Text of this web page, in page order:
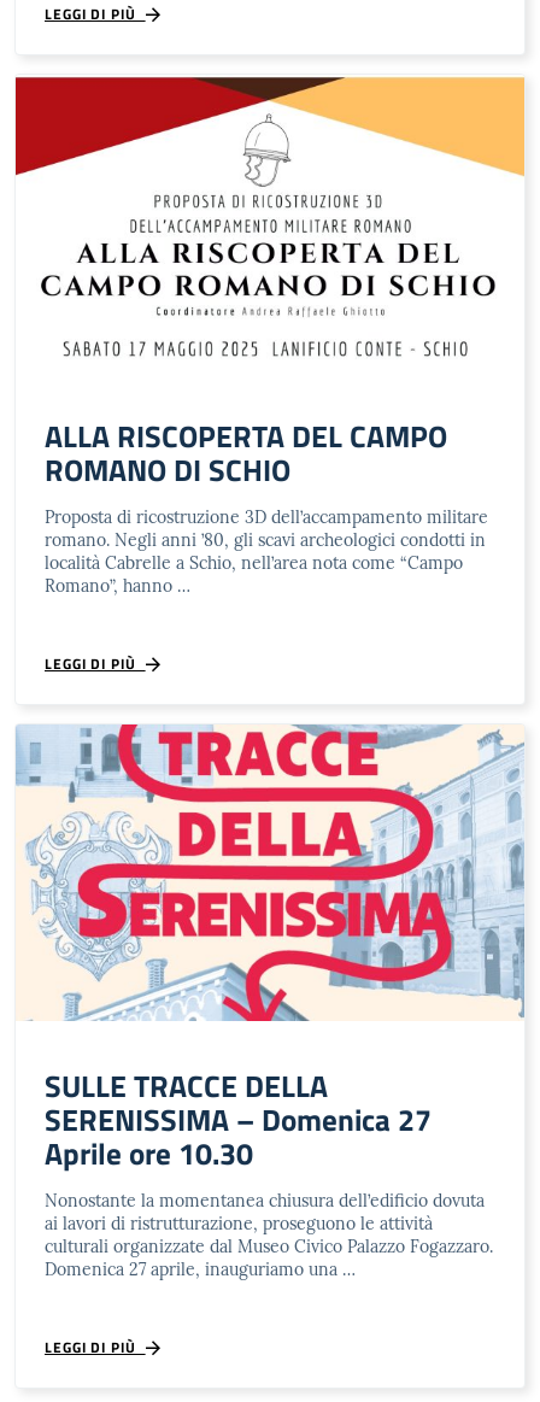
LEGGI DI PIÙ
ALLA RISCOPERTA DEL CAMPO
ROMANO DI SCHIO
Proposta di ricostruzione 3D dell’accampamento militare
romano. Negli anni ’80, gli scavi archeologici condotti in
località Cabrelle a Schio, nell’area nota come “Campo
Romano”, hanno …
LEGGI DI PIÙ
SULLE TRACCE DELLA
SERENISSIMA – Domenica 27
Aprile ore 10.30
Nonostante la momentanea chiusura dell’edificio dovuta
ai lavori di ristrutturazione, proseguono le attività
culturali organizzate dal Museo Civico Palazzo Fogazzaro.
Domenica 27 aprile, inauguriamo una …
LEGGI DI PIÙ